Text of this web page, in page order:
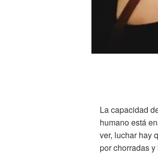
La capacidad
humano está
ver, luchar hay
por chorradas